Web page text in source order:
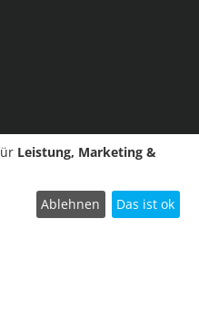
Leistung, Marketing &
Ablehnen Das ist ok